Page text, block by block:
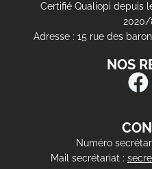
Certifié Qualiopi depuis
2020/
Adresse : 15 rue des
NOS
Numéro
Mail secrétariat :